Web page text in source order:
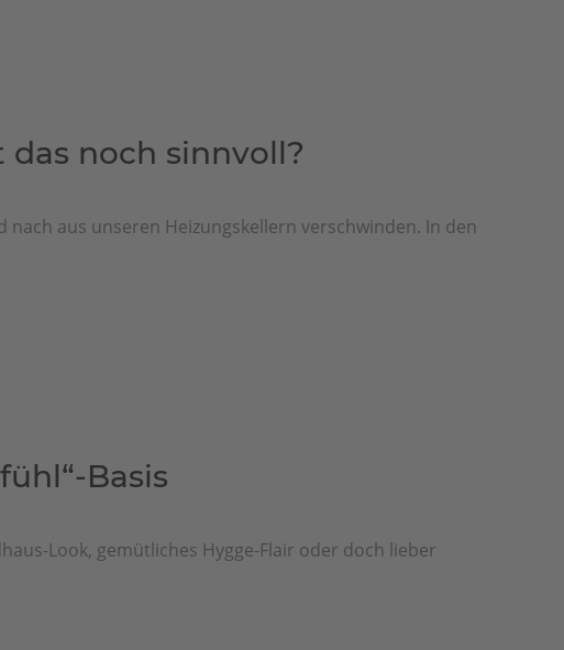
noch sinnvoll?
nach aus unseren Heizungskellern verschwinden. In den
Basis
Look, gemütliches Hygge-Flair oder doch lieber